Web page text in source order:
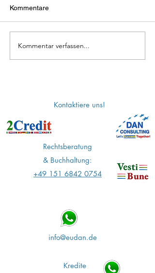
Finden Sie Ihren idealen
Urlaub mit Dan
Kommentare
Kommentar verfassen...
Kontaktiere uns!
Rechtsberatung
& Buchhaltung:
+49 151 6842 0754
info@eudan.de
Kredite